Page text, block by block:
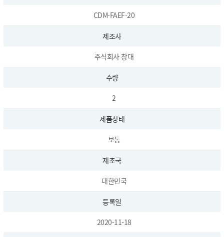
CDM-FAEF-20
제조사
주식회사 창대
수량
2
제품상태
보통
제조국
대한민국
등록일
2020-11-18